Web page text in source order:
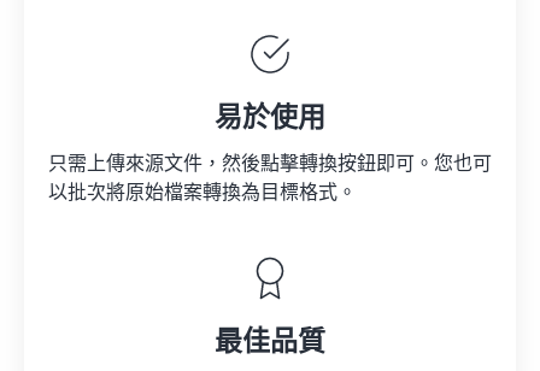
易於使用
只需上傳來源文件，然後點擊轉換按鈕即可。您也可
以批次將原始檔案轉換為目標格式。
最佳品質